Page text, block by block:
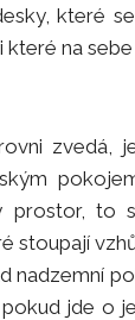
které
na
zvedá,
prostor, to
stoupají
nadzemní
jde o